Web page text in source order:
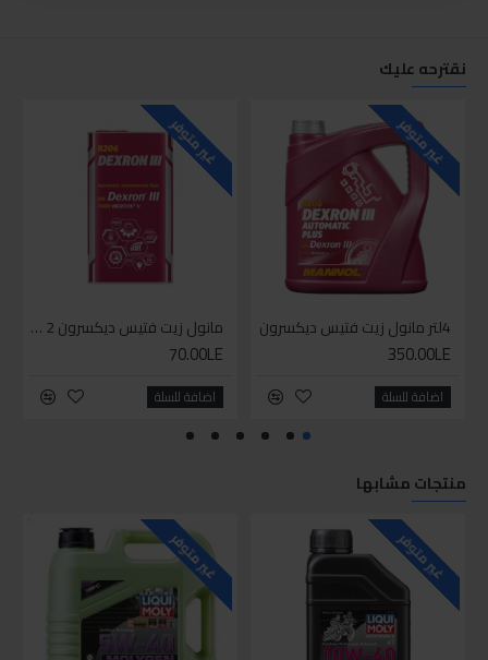
نقترحه عليك
غير متوفر
4لتر مانول زيت فتيس ديكسرون
350.00LE
اضافة للسلة
غير متوفر
مانول زيت فتيس ديكسرون 2 لتر واحد
70.00LE
اضافة للسلة
منتجات مشابها
غير متوفر غير متوفر